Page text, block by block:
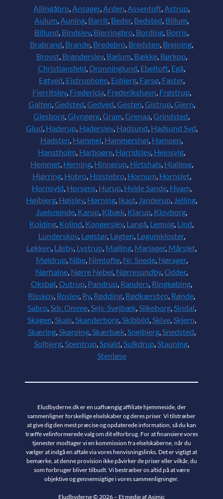
Allingåbro Ansager, Arden Assentoft Astrup
Aulum Auning Barrit Beder, Bedsted Billum
Billund Bindslev, Bjerringbro Bording Borris
Brabrand Brande Bredebro Bredsten Brejning
Brovst, Brønderslev, Bælum Bække, Børkop,
Christiansfeld Dronninglund Ebeltoft Egå
Egtved Ejstrupholm Esbjerg, Farsø, Faster,
Fjerritslev, Fredericia Frederikshavn Frøstrup,
Galten Gedsted Gedved Gesten Gistrup, Gjern
Glesborg Glyngøre Gram Grenaa Grindsted
Glud Haderup, Haderslev, Hadsund Hadsund Syd
Hadsten Hammel Hammershøj Hampen
Hanstholm Harboøre Harridslev, Hejnsvig
Hemmet, Herning, Hinnerup, Hirtshals, Hjallese,
Hjørring, Hobro, Holstebro, Hornum Hornslet,
Hornsyld Horsens, Hurup, Hvide Sande, Hvam
Højbjerg Højslev, Hørning Ikast Janderup Jelling
Juelsminde Karup Kibæk Klarup Klovborg
Kolding Kolind Kongerslev, Langå Lemvig Lind
Lunderskov, Løgstør, Løgten Løgumkloster,
Løkken Låsby, Lystrup Malling Mariager, Mårslet
Møldrup, Nibe, Nimtofte, Nr. Snede, Nørager,
Nørhalne Nørre Nebel Nørresundby, Odder,
Oksbøl Outrup Pandrup Randers Ringkøbing
Risskov, Roslev, Ry, Rødding Rødkærsbro Rønde
Sabro, Sdr. Omme, Sejs-Svejbæk, Silkeborg, Sindal
Skagen Skals, Skanderborg, Skibbild Skive, Skjern
Skæring, Skørping, Skærbæk, Snejbjerg, Snedsted
Solbjerg Spentrup Spjald Sulkdrup Stauning
Stenløse
Eludbyderne.dk er en uafhængig affiliate hjemmeside, der
sammenligner forskellige elselskaber og deres priser. Vi tilstræber
at give dig den mest præcise og opdaterede information, så du kan
træffe velinformerede valg om dit elforbrug. For at finansiere vores
tjenester modtager vi en kommission fra elselskaberne, når du
vælger at indgå en aftale via vores henvisningslinks. Det er vigtigt at
bemærke, at denne provision ikke påvirker de priser eller vilkår, du
som forbruger bliver tilbudt. Vi bestræber os altid på at være
objektive og gennemsigtige i vores sammenligninger.
Eludbyderne © 2026 – Et medie af Asimic